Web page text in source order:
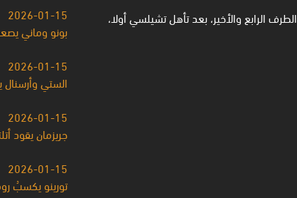
الرابع والأخير، بعد تأهل تشيلسي أولا،
2026-01-15
بونو وماني
2026-01-15
الستي وأرسنال
2026-01-15
جريزمان يقود
2026-01-15
تورينو يكسبُ